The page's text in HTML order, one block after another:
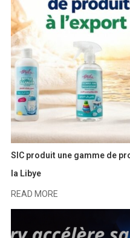
SIC produit une gamme de
la Libye
READ MORE